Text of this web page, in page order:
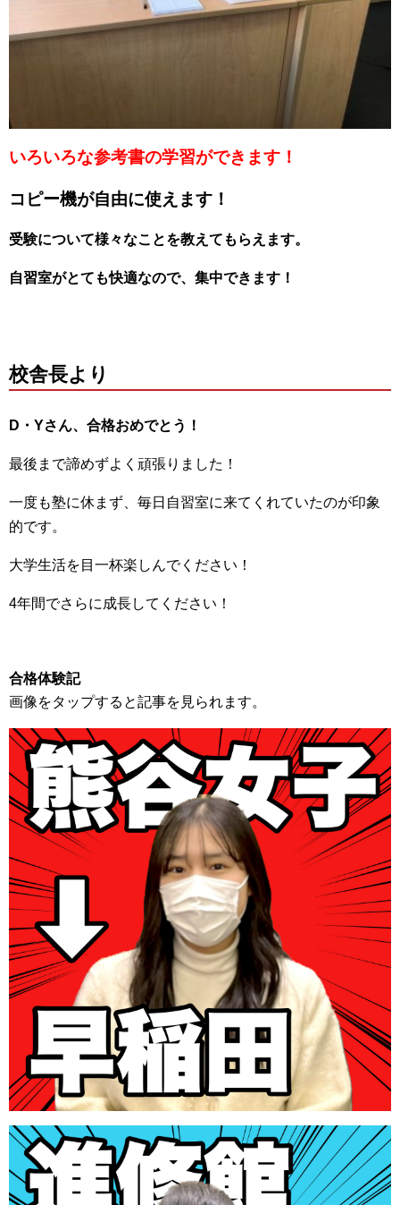
いろいろな参考書の学習ができます！
コピー機が自由に使えます！
受験について様々なことを教えてもらえます。
自習室がとても快適なので、集中できます！
校舎長より
D・Yさん、合格おめでとう！
最後まで諦めずよく頑張りました！
一度も塾に休まず、毎日自習室に来てくれていたのが印象
的です。
大学生活を目一杯楽しんでください！
4年間でさらに成長してください！
合格体験記
画像をタップすると記事を見られます。